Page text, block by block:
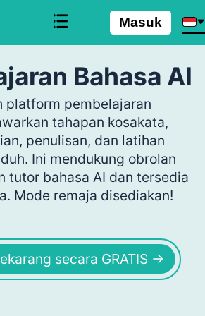
Masuk
Bahasa AI
platform pembelajaran
tahapan kosakata,
penulisan, dan latihan
Ini mendukung obrolan
tutor bahasa AI dan tersedia
Mode remaja disediakan!
secara GRATIS →